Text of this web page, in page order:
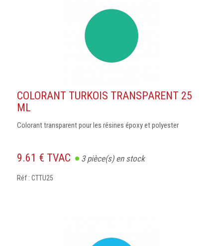
COLORANT TURKOIS TRANSPARENT 25
ML
Colorant transparent pour les résines époxy et polyester
9.61 € TVAC 3pièce(s) en stock
Réf : CTTU25